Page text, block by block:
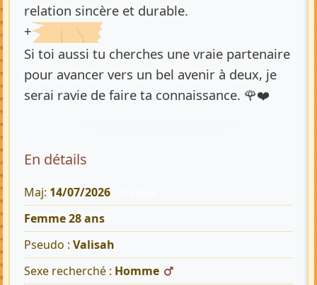
relation sincère et durable.
+
Si toi aussi tu cherches une vraie partenaire
pour avancer vers un bel avenir à deux, je
serai ravie de faire ta connaissance. 🌹❤️
En détails
Maj: 14/07/2026
Femme 28 ans
Pseudo : Valisah
Sexe recherché : Homme